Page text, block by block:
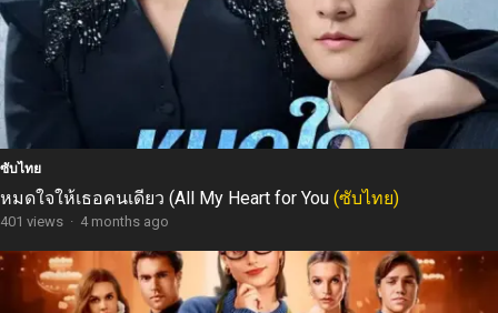
ซับไทย
หมดใจให้เธอคนเดียว (All My Heart for You (ซับไทย)
401 views · 4 months ago